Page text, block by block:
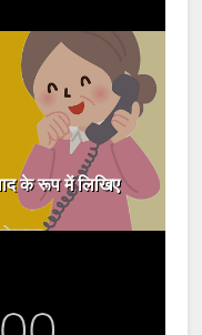
के रूप में लिखिए